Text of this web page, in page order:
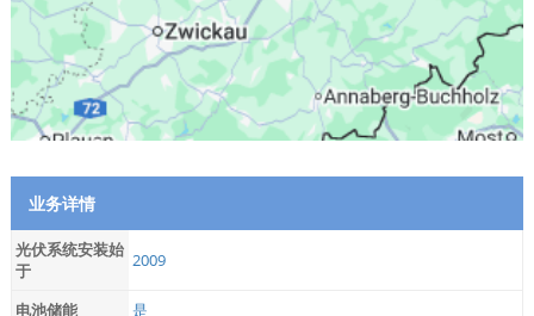
业务详情
光伏系统安装始
于
2009
电池储能 是